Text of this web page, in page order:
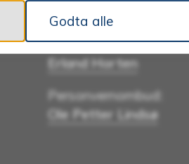
Kommunedirektør
Webredaktør:
Erland Horten
Personvernombud:
Ole Petter Lindsø
Godta alle